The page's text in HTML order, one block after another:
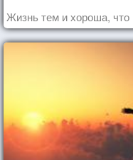
Жизнь тем и хороша, что